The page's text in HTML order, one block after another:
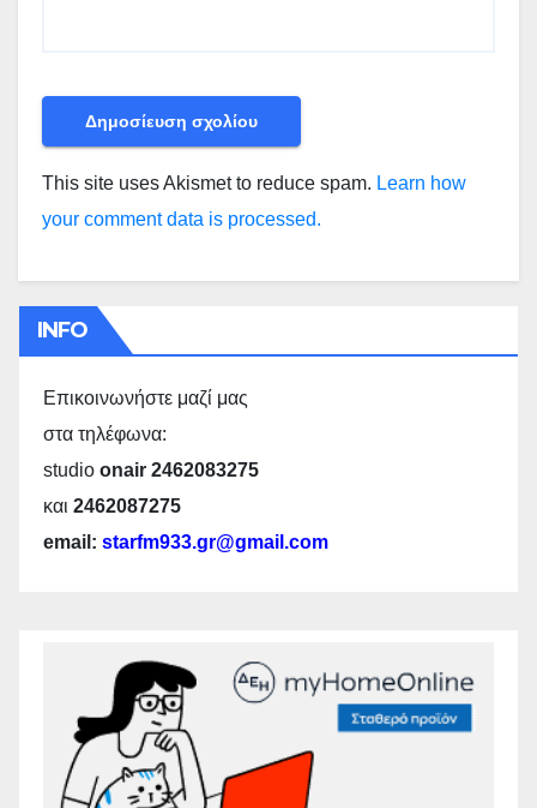
This site uses Akismet to reduce spam. Learn how
your comment data is processed.
INFO
Επικοινωνήστε μαζί μας
στα τηλέφωνα:
studio onair 2462083275
και 2462087275
email: starfm933.gr@gmail.com